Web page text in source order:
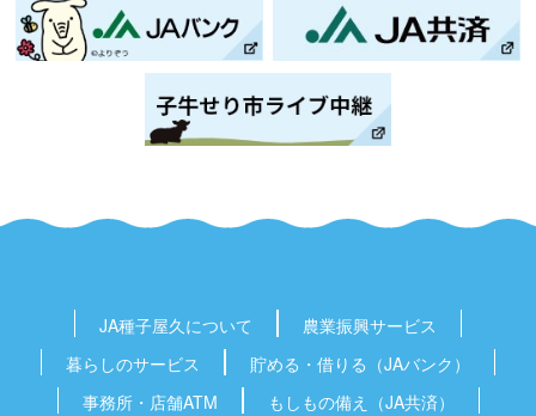
JA種子屋久 について 農業振興サービス
暮らしのサービス 貯める・借りる （JAバンク）
事務所・店舗ATM もしもの備え
（JA共済）